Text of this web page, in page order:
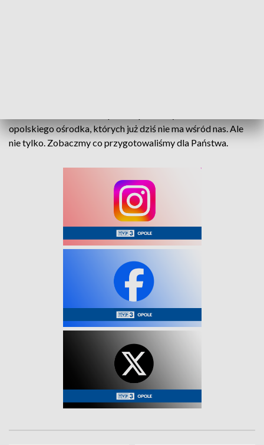
opolskiego ośrodka, których już dziś nie ma wśród nas. Ale
nie tylko. Zobaczmy co przygotowaliśmy dla Państwa.